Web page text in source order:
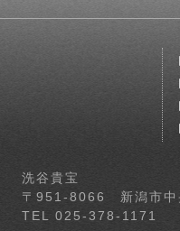
洗谷貴宝
〒951-8066 新潟市
TEL 025-378-1171